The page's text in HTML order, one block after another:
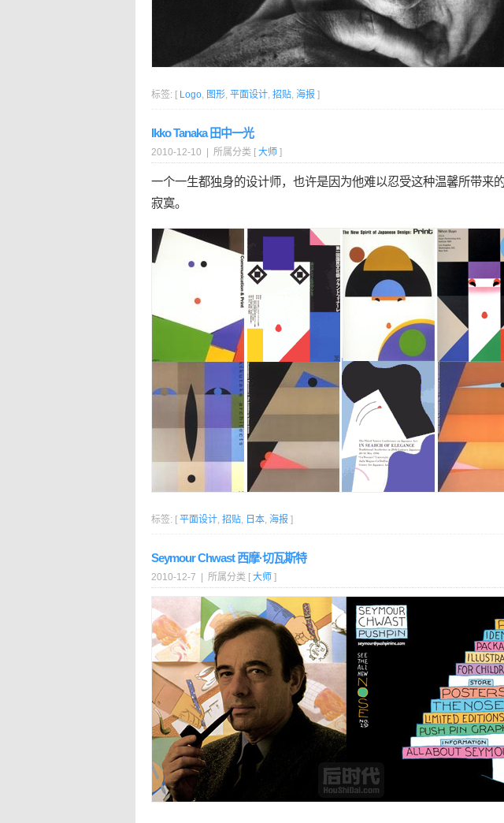
标签: [ Logo, 图形, 平面设计, 招贴, 海报 ]
Ikko Tanaka 田中一光
2010-12-10 | 所属分类 [ 大师 ]
一个一生都独身的设计师，也许是因为他难以忍受这种温馨所带来
寂寞。
标签: [ 平面设计, 招贴, 日本, 海报 ]
Seymour Chwast 西摩·切瓦斯特
2010-12-7 | 所属分类 [ 大师 ]